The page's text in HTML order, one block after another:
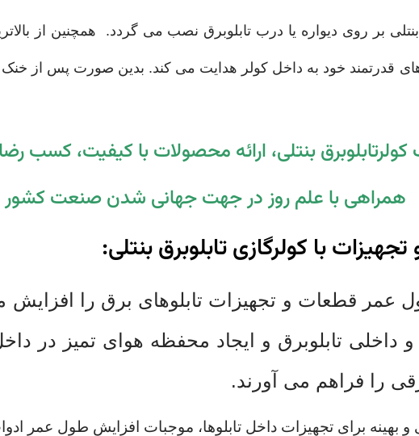
بر روی دیواره یا درب تابلوبرق نصب می گردد. همچنین از
قدرتمند خود به داخل کولر هدایت می کند. بدین صورت پس از
بنتلی، ارائه محصولات با کیفیت، کسب
همراهی با علم روز در جهت جهانی شدن صنعت
با کولرگازی تابلوبرق بنتلی:
عمر قطعات و تجهیزات تابلوهای برق را
و داخلی تابلوبرق و ایجاد محفظه هوای تمیز
را فراهم می آورند.
و بهینه برای تجهیزات داخل تابلوها، موجبات افزایش طول عمر